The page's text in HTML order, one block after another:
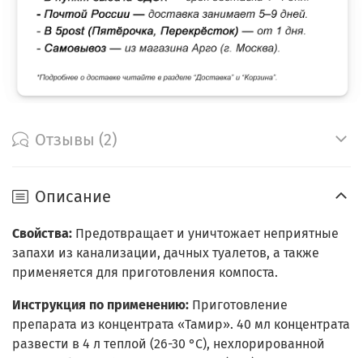
Отзывы (2)
Описание
Свойства: Предотвращает и уничтожает неприятные
запахи из канализации, дачных туалетов, а также
применяется для приготовления компоста.
Инструкция по применению: Приготовление
препарата из концентрата «Тамир». 40 мл концентрата
развести в 4 л теплой (26-30 °C), нехлорированной